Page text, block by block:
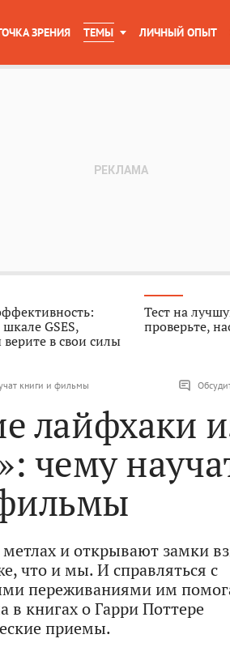
ЗРЕНИЯ ТЕМЫ ЛИЧНЫЙ ОПЫТ
GSES,
в свои силы
Тест на
проверьте,
книги и фильмы
лайфхаки
чему
и открывают замки
что и мы. И справляться с
переживаниями им
в книгах о Гарри Поттере
приемы.